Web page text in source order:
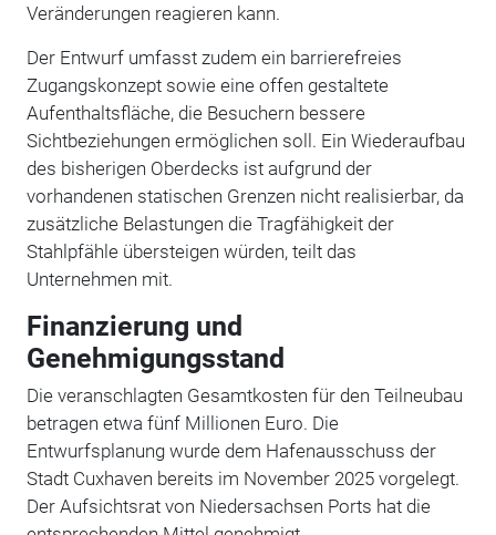
Veränderungen reagieren kann.
Der Entwurf umfasst zudem ein barrierefreies
Zugangskonzept sowie eine offen gestaltete
Aufenthaltsfläche, die Besuchern bessere
Sichtbeziehungen ermöglichen soll. Ein Wiederaufbau
des bisherigen Oberdecks ist aufgrund der
vorhandenen statischen Grenzen nicht realisierbar, da
zusätzliche Belastungen die Tragfähigkeit der
Stahlpfähle übersteigen würden, teilt das
Unternehmen mit.
Finanzierung und
Genehmigungsstand
Die veranschlagten Gesamtkosten für den Teilneubau
betragen etwa fünf Millionen Euro. Die
Entwurfsplanung wurde dem Hafenausschuss der
Stadt Cuxhaven bereits im November 2025 vorgelegt.
Der Aufsichtsrat von Niedersachsen Ports hat die